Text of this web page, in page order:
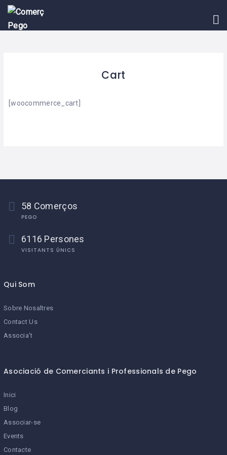
INICI
Cart
[woocommerce_cart]
58 Comerços
PEGO
6116 Persones
VISITANTS ÚNICS
Qui Som
Sobre Nosaltres
Contact Us
Associa’t
Asociació de Comerciants i Professionals de Pego
Inici
Blog
Associar-se
Events
Contacte